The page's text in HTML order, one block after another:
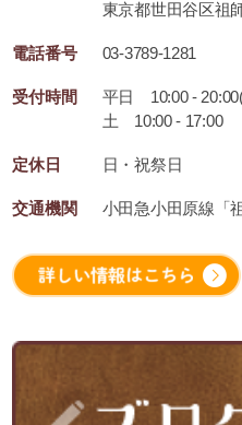
東京都世田谷区祖
電話番号 03-3789-1281
受付時間
平日 10:00 -
土 10:00 - 17:00
定休日 日・祝祭日
交通機関 小田急小田原線「